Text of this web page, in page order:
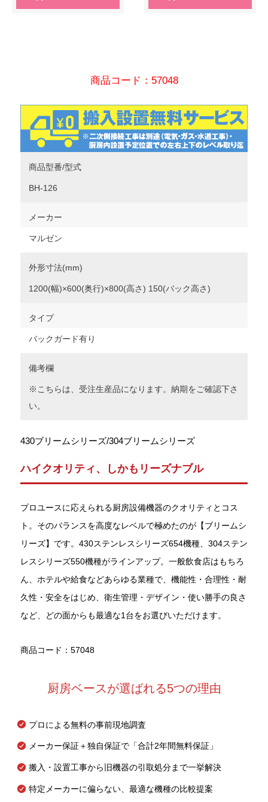
商品コード：57048
商品型番/型式
BH-126
メーカー
マルゼン
外形寸法(mm)
1200(幅)×600(奥行)×800(高さ) 150(バック高さ)
タイプ
バックガード有り
備考欄
※こちらは、受注生産品になります。納期をご確認下さ
い。
430ブリームシリーズ/304ブリームシリーズ
ハイクオリティ、しかもリーズナブル
プロユースに応えられる厨房設備機器のクオリティとコス
ト。そのバランスを高度なレベルで極めたのが【ブリームシ
リーズ】です。430ステンレスシリーズ654機種、304ステン
レスシリーズ550機種がラインアップ。一般飲食店はもちろ
ん、ホテルや給食などあらゆる業種で、機能性・合理性・耐
久性・安全をはじめ、衛生管理・デザイン・使い勝手の良さ
など、どの面からも最適な1台をお選びいただけます。
商品コード：57048
厨房ベースが選ばれる5つの理由
プロによる無料の事前現地調査
メーカー保証＋独自保証で「合計2年間無料保証」
搬入・設置工事から旧機器の引取処分まで一挙解決
特定メーカーに偏らない、最適な機種の比較提案